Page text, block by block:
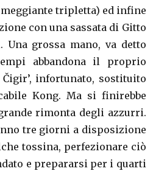
tripletta) ed infine
con una sassata di Gitto
Una grossa mano, va detto
abbandona il proprio
infortunato, sostituito
Kong. Ma si finirebbe
rimonta degli azzurri.
tre giorni a disposizione
tossina, perfezionare ciò
e prepararsi per i quarti